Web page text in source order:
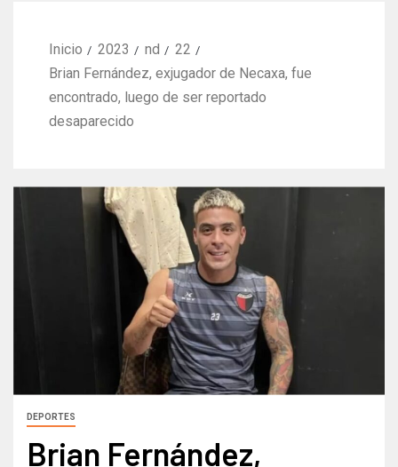
Inicio 2023 nd
22
Brian Fernández, exjugador de Necaxa, fue
encontrado, luego de ser reportado
desaparecido
DEPORTES
Brian Fernández,